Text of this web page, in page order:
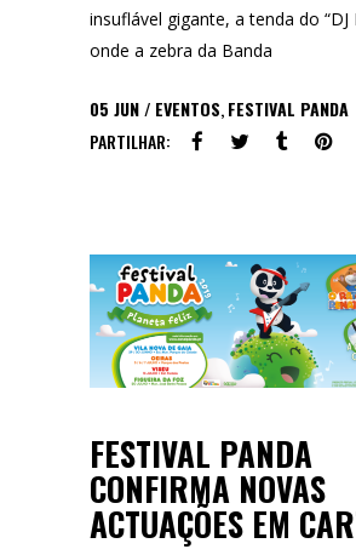
insuflável gigante, a tenda do “DJ
onde a zebra da Banda
05 JUN EVENTOS,FESTIVAL PANDA
PARTILHAR:
FESTIVAL PANDA
CONFIRMA NOVAS
ACTUAÇÕES EM